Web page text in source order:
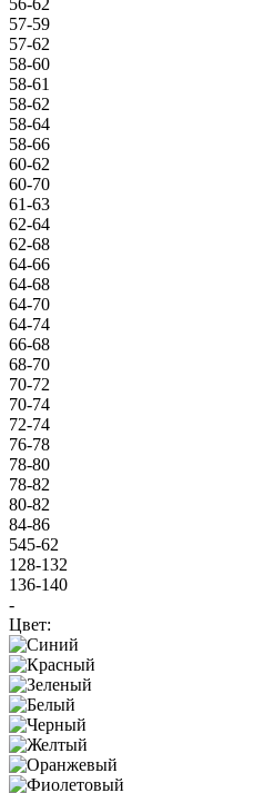
57-59
57-62
58-60
58-61
58-62
58-64
58-66
60-62
60-70
61-63
62-64
62-68
64-66
64-68
64-70
64-74
66-68
68-70
70-72
70-74
72-74
76-78
78-80
78-82
80-82
84-86
545-62
128-132
136-140
-
Цвет: